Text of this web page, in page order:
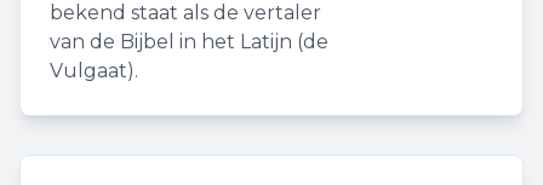
bekend staat als de vertaler
van de Bijbel in het Latijn (de
Vulgaat).